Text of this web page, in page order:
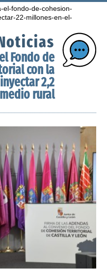
el-fondo-de-cohesion-
22-millones-en-el-
Fondo de
con la
2,2
rural